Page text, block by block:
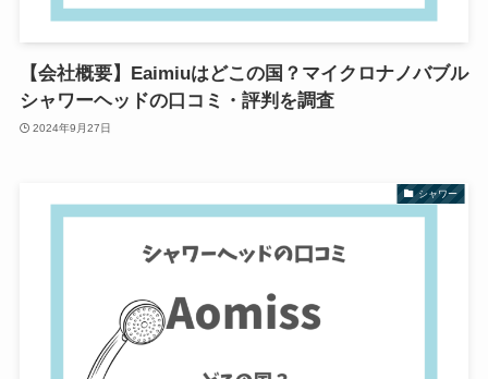
【会社概要】Eaimiuはどこの国？マイクロナノバブル
シャワーヘッドの口コミ・評判を調査
2024年9月27日
シャワー